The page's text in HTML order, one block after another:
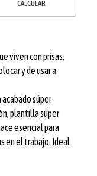
CALCULAR
viven con prisas,
y de usar a
súper
plantilla súper
esencial para
en el trabajo. Ideal